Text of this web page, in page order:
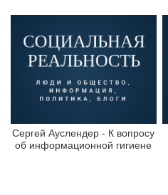
Сергей Ауслендер - К вопросу
об информационной гигиене